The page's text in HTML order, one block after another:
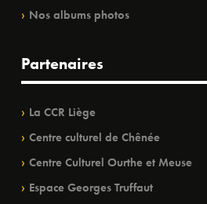
Nos albums photos
Partenaires
La CCR Liège
Centre culturel de Chênée
Centre Culturel Ourthe et Meuse
Espace Georges Truffaut